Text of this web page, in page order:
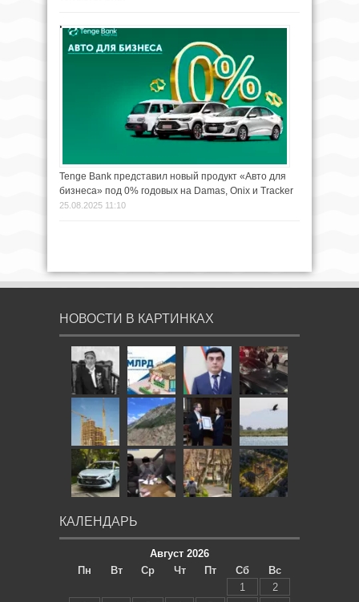
Tenge Bank представил новый продукт «Авто для
бизнеса» под 0% годовых на Damas, Onix и Tracker
25.08.2025 11:10
НОВОСТИ В КАРТИНКАХ
КАЛЕНДАРЬ
Август 2026
Пн
Вт Ср Чт Пт Сб
Вс
1
2